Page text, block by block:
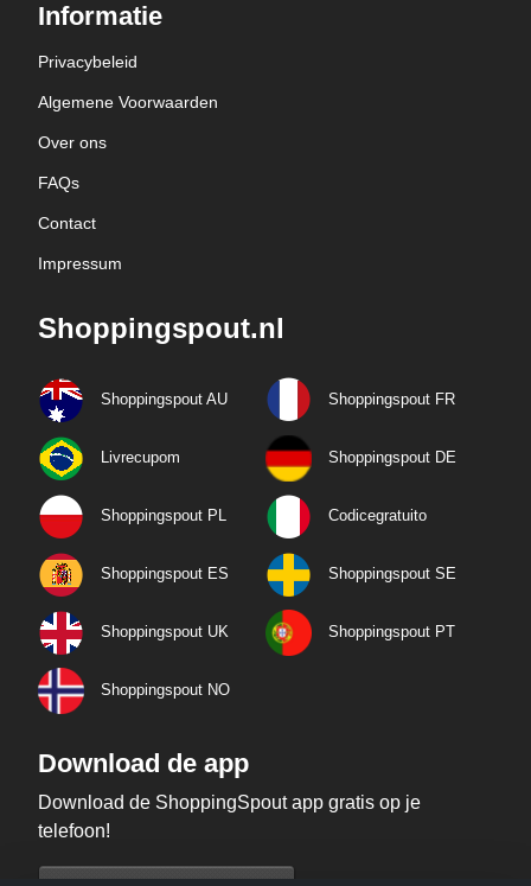
Informatie
Privacybeleid
Algemene Voorwaarden
Over ons
FAQs
Contact
Impressum
Shoppingspout.nl
Shoppingspout AU Shoppingspout FR
Livrecupom Shoppingspout DE
Shoppingspout PL Codicegratuito
Shoppingspout ES Shoppingspout SE
Shoppingspout UK Shoppingspout PT
Shoppingspout NO
Download de app
Download de ShoppingSpout app gratis op je
telefoon!